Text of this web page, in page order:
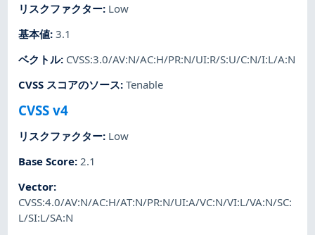
リスクファクター: Low
基本値:3.1
ベクトル: CVSS:3.0/AV:N/AC:H/PR:N/UI:R/S:U/C:N/I:L/A:N
CVSS スコアのソース:Tenable
CVSS v4
リスクファクター: Low
Base Score:2.1
Vector:
CVSS:4.0/AV:N/AC:H/AT:N/PR:N/UI:A/VC:N/VI:L/VA:N/SC:
L/SI:L/SA:N